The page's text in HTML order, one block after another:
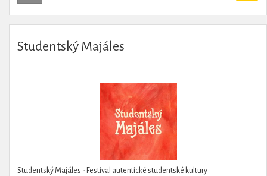
Studentský Majáles
Studentský Majáles - Festival autentické studentské kultury